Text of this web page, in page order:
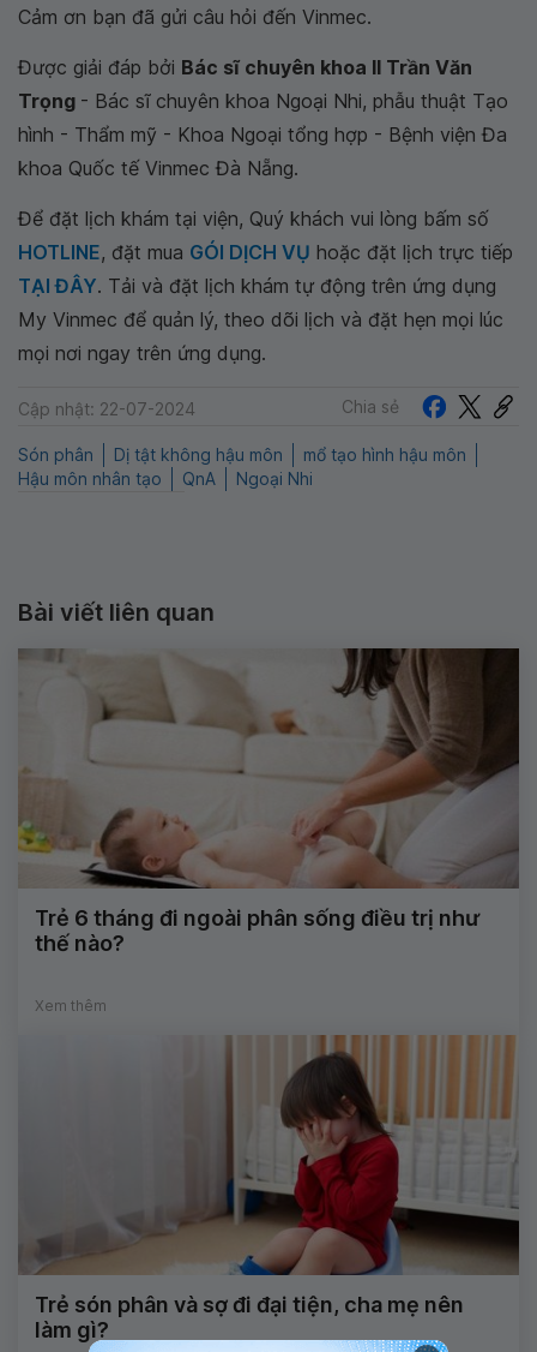
Cảm ơn bạn đã gửi câu hỏi đến Vinmec.
Được giải đáp bởi Bác sĩ chuyên khoa II Trần Văn
Trọng - Bác sĩ chuyên khoa Ngoại Nhi, phẫu thuật Tạo
hình - Thẩm mỹ - Khoa Ngoại tổng hợp - Bệnh viện Đa
khoa Quốc tế Vinmec Đà Nẵng.
Để đặt lịch khám tại viện, Quý khách vui lòng bấm số
HOTLINE, đặt mua GÓI DỊCH VỤ hoặc đặt lịch trực tiếp
TẠI ĐÂY. Tải và đặt lịch khám tự động trên ứng dụng
My Vinmec để quản lý, theo dõi lịch và đặt hẹn mọi lúc
mọi nơi ngay trên ứng dụng.
Cập nhật: 22-07-2024 Chia sẻ
Són phân Dị tật không hậu môn
mổ tạo hình hậu môn
Hậu môn nhân tạo
QnA Ngoại Nhi
Bài viết liên quan
Trẻ 6 tháng đi ngoài phân sống điều trị như
thế nào?
Xem thêm
Trẻ són phân và sợ đi đại tiện, cha mẹ nên
làm gì?